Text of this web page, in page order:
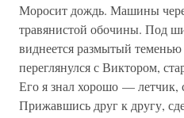
Моросит дождь. Машины
травянистой обочины. Под
виднеется размытый
переглянулся с Виктором,
Его я знал хорошо —
Прижавшись друг к другу,